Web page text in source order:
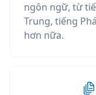
ngôn ngữ, từ
Trung, tiếng
hơn nữa.